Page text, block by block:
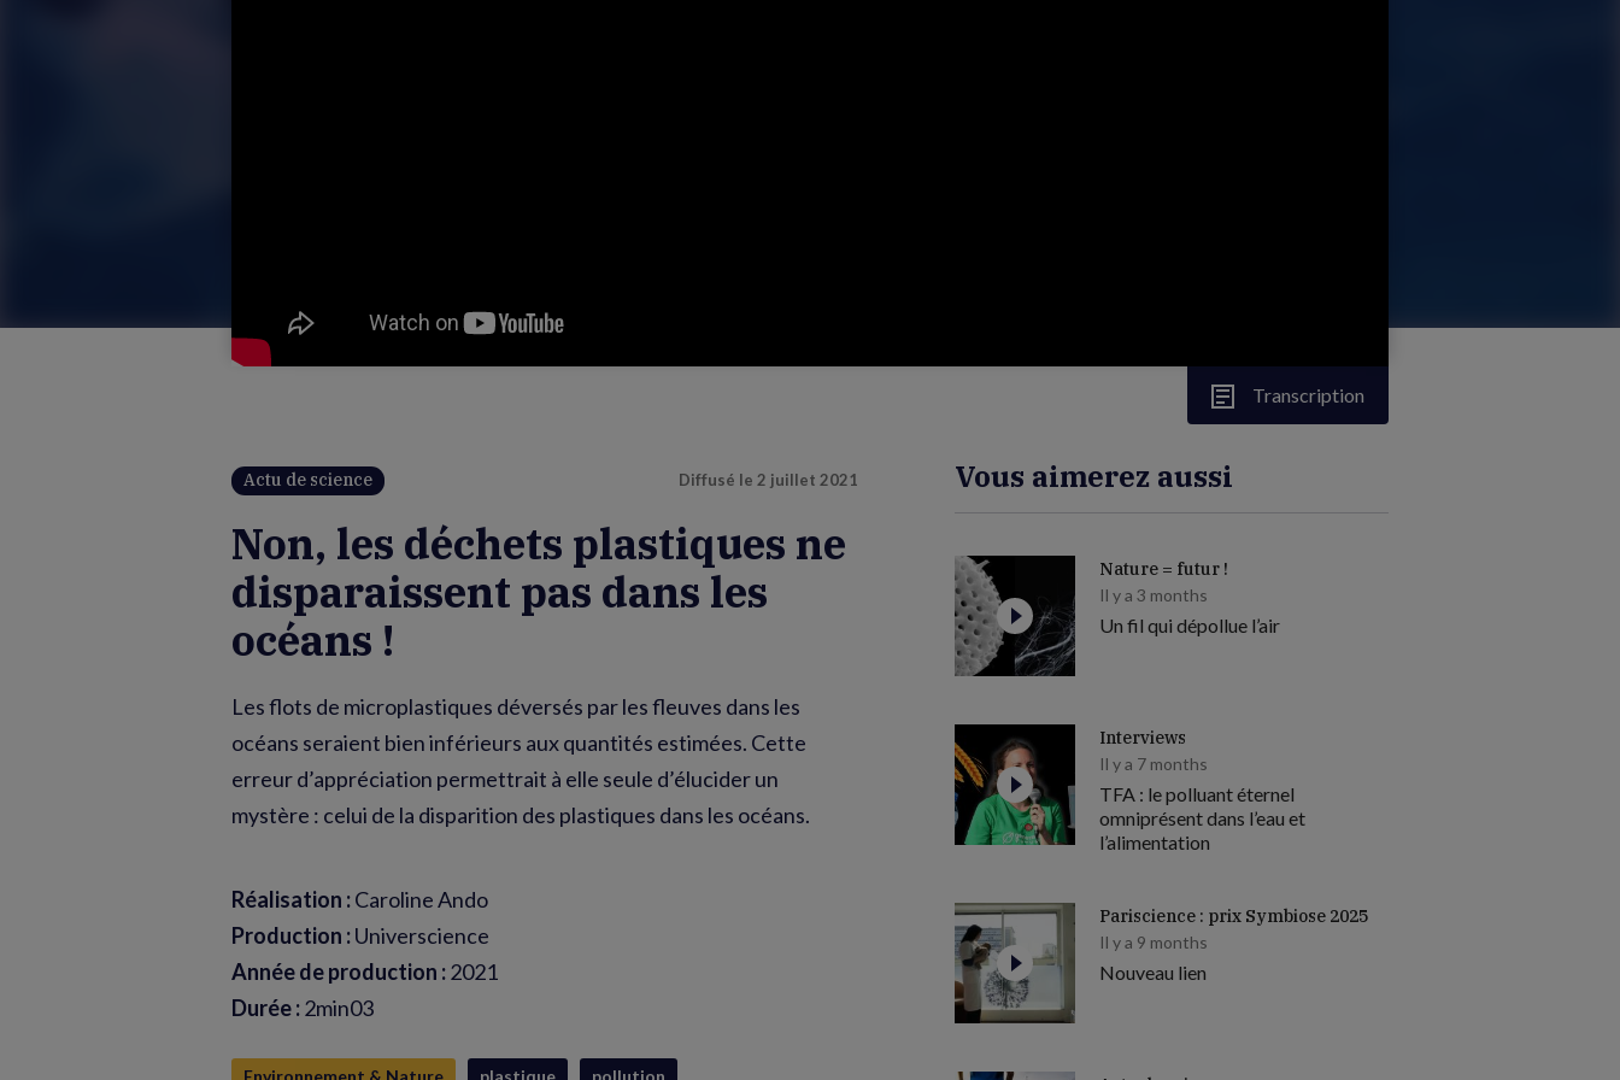
Transcription
Actu de science Diffusé le 2 juillet 2021
Non, les déchets plastiques ne
disparaissent pas dans les
océans !
Les flots de microplastiques déversés par les fleuves dans les
océans seraient bien inférieurs aux quantités estimées. Cette
erreur d’appréciation permettrait à elle seule d’élucider un
mystère : celui de la disparition des plastiques dans les océans.
Réalisation :Caroline Ando
Production :Universcience
Année de production :2021
Durée :2min03
Environnement & Nature plastique pollution
Vous aimerez aussi
Nature = futur !
Il y a 3 months
Un fil qui dépollue l’air
Interviews
Il y a 7 months
TFA : le polluant éternel
omniprésent dans l’eau et
l’alimentation
Pariscience : prix Symbiose 2025
Il y a 9 months
Nouveau lien